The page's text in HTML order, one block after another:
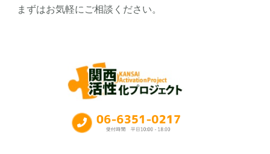
まずはお気軽にご相談ください。